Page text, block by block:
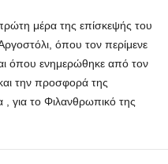
μέρα της επίσκεψής του
όπου τον περίμενε
όπου ενημερώθηκε από τον
την προσφορά της
για το Φιλανθρωπικό της